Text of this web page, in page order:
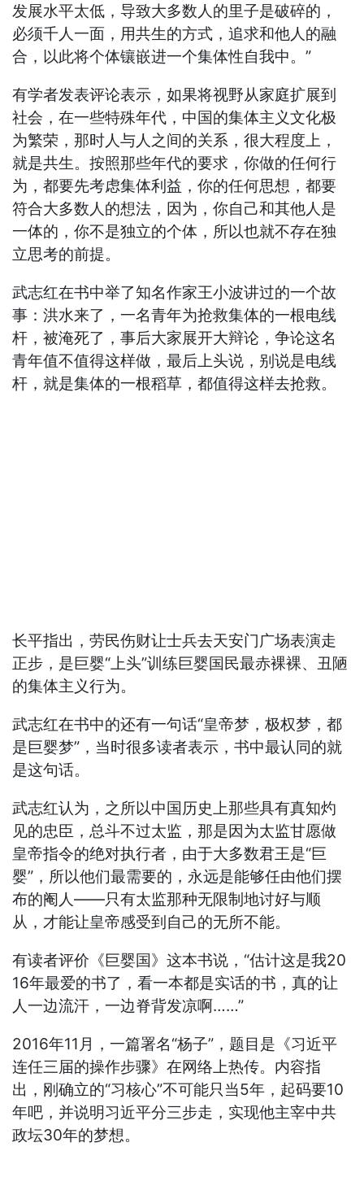
发展水平太低，导致大多数人的里子是破碎的，
必须千人一面，用共生的方式，追求和他人的融
合，以此将个体镶嵌进一个集体性自我中。”
有学者发表评论表示，如果将视野从家庭扩展到
社会，在一些特殊年代，中国的集体主义文化极
为繁荣，那时人与人之间的关系，很大程度上，
就是共生。按照那些年代的要求，你做的任何行
为，都要先考虑集体利益，你的任何思想，都要
符合大多数人的想法，因为，你自己和其他人是
一体的，你不是独立的个体，所以也就不存在独
立思考的前提。
武志红在书中举了知名作家王小波讲过的一个故
事：洪水来了，一名青年为抢救集体的一根电线
杆，被淹死了，事后大家展开大辩论，争论这名
青年值不值得这样做，最后上头说，别说是电线
杆，就是集体的一根稻草，都值得这样去抢救。
长平指出，劳民伤财让士兵去天安门广场表演走
正步，是巨婴“上头”训练巨婴国民最赤裸裸、丑陋
的集体主义行为。
武志红在书中的还有一句话“皇帝梦，极权梦，都
是巨婴梦”，当时很多读者表示，书中最认同的就
是这句话。
武志红认为，之所以中国历史上那些具有真知灼
见的忠臣，总斗不过太监，那是因为太监甘愿做
皇帝指令的绝对执行者，由于大多数君王是“巨
婴”，所以他们最需要的，永远是能够任由他们摆
布的阉人——只有太监那种无限制地讨好与顺
从，才能让皇帝感受到自己的无所不能。
有读者评价《巨婴国》这本书说，“估计这是我20
16年最爱的书了，看一本都是实话的书，真的让
人一边流汗，一边脊背发凉啊……”
2016年11月，一篇署名“杨子”，题目是《习近平
连任三届的操作步骤》在网络上热传。内容指
出，刚确立的“习核心”不可能只当5年，起码要10
年吧，并说明习近平分三步走，实现他主宰中共
政坛30年的梦想。